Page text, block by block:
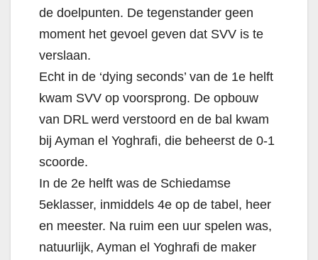
de doelpunten. De tegenstander geen
moment het gevoel geven dat SVV is te
verslaan.
Echt in de ‘dying seconds’ van de 1e helft
kwam SVV op voorsprong. De opbouw
van DRL werd verstoord en de bal kwam
bij Ayman el Yoghrafi, die beheerst de 0-1
scoorde.
In de 2e helft was de Schiedamse
5eklasser, inmiddels 4e op de tabel, heer
en meester. Na ruim een uur spelen was,
natuurlijk, Ayman el Yoghrafi de maker